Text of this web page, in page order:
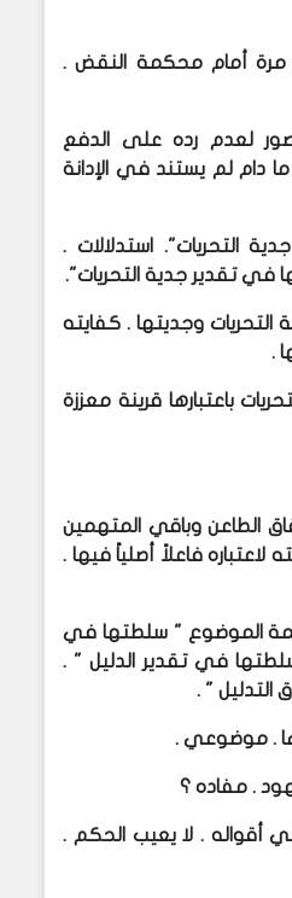
مرة أمام محكمة النقض .
لعدم رده على الدفع
دام لم يستند في الإدانة
التحريات". استدلالات .
تقدير جدية التحريات".
وجديتها . كفايته
.
باعتبارها قرينة معززة
الطاعن وباقي المتهمين
لاعتباره فاعلاً أصلياً فيها .
الموضوع " سلطتها في
في تقدير الدليل " .
التدليل " .
. موضوعي .
. مفاده ؟
أقواله . لا يعيب الحكم .